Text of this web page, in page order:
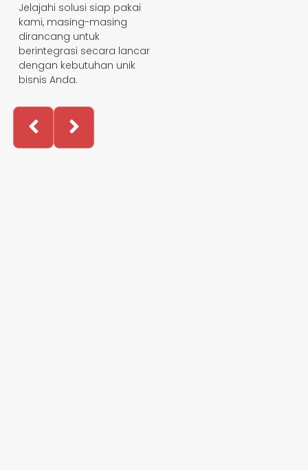
Jelajahi solusi siap pakai
kami, masing-masing
dirancang untuk
berintegrasi secara lancar
dengan kebutuhan unik
bisnis Anda.